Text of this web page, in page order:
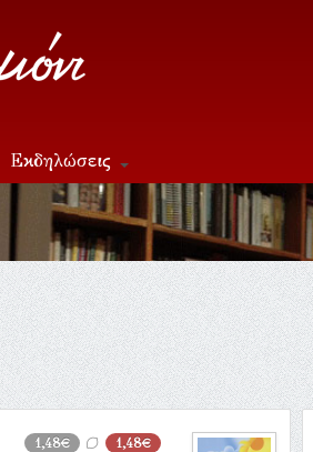
Εκδηλώσεις
1,48€ 1,48€